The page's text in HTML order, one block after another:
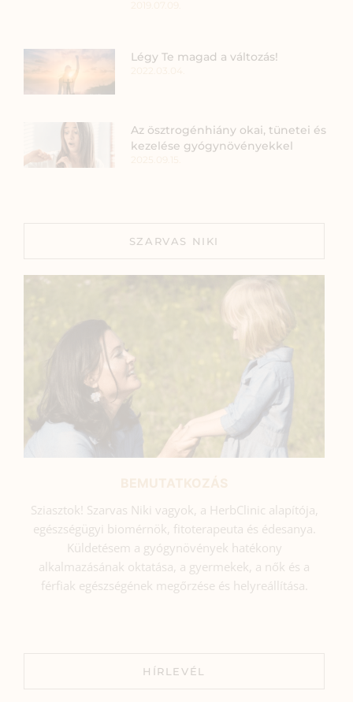
Légy Te magad a változás!
Az ösztrogénhiány okai, tünetei és
kezelése gyógynövényekkel
SZARVAS NIKI
Sziasztok! Szarvas Niki vagyok, a HerbClinic alapítója,
egészségügyi biomérnök, fitoterapeuta és édesanya.
Küldetésem a gyógynövények hatékony
alkalmazásának oktatása, a gyermekek, a nők és a
férfiak egészségének megőrzése és helyreállítása.
HÍRLEVÉL